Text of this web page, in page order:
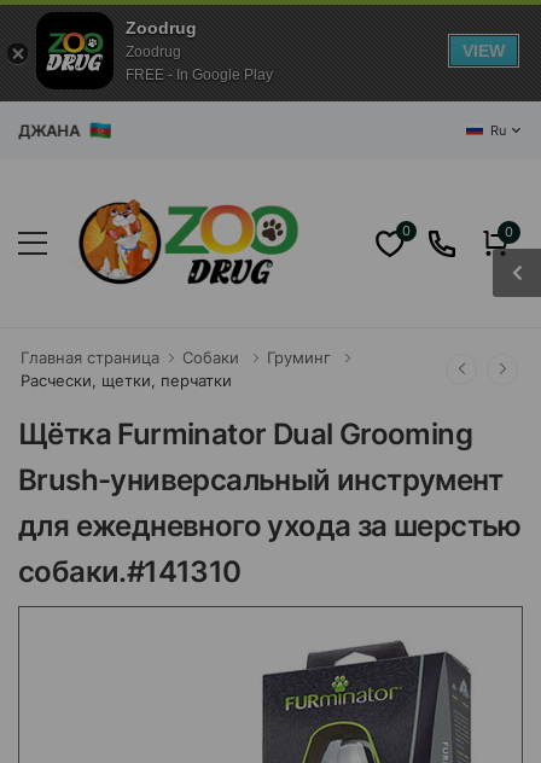
Ru
0 0
Главная страница Собаки
Груминг
Расчески, щетки, перчатки
Щётка Furminator Dual Grooming
Brush-универсальный инструмент
для ежедневного ухода за шерстью
собаки.#141310
Zoodrug
Zoodrug
FREE - In Google Play
VIEW